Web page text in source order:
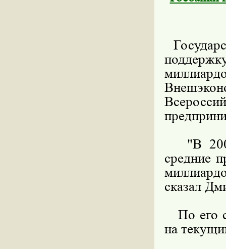
"В 2009
средние
сказал
По его
на